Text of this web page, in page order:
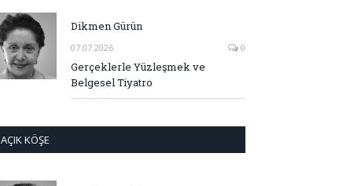
Dikmen Gürün
07.07.2026 0
Gerçeklerle Yüzleşmek ve
Belgesel Tiyatro
AÇIK KÖŞE